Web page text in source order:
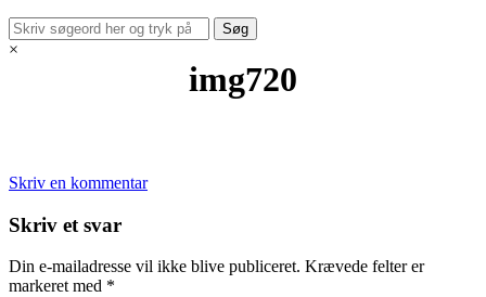
×
img720
Skriv en kommentar
Skriv et svar
Din e-mailadresse vil ikke blive publiceret. Krævede felter er
markeret med *